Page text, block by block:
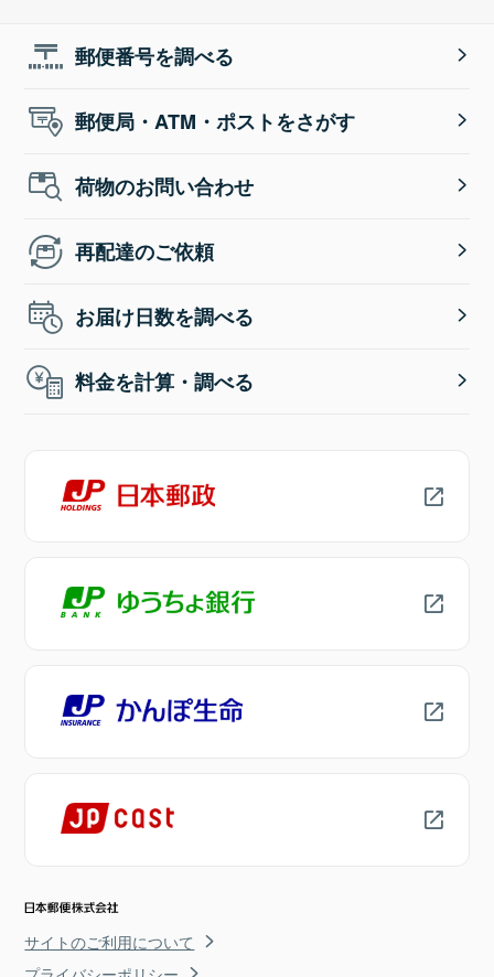
郵便番号を調べる
郵便局・ATM・ポストをさがす
荷物のお問い合わせ
再配達のご依頼
お届け日数を調べる
料金を計算・調べる
サイトのご利用について